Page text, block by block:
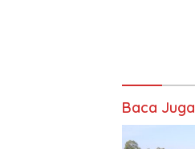
Baca Juga